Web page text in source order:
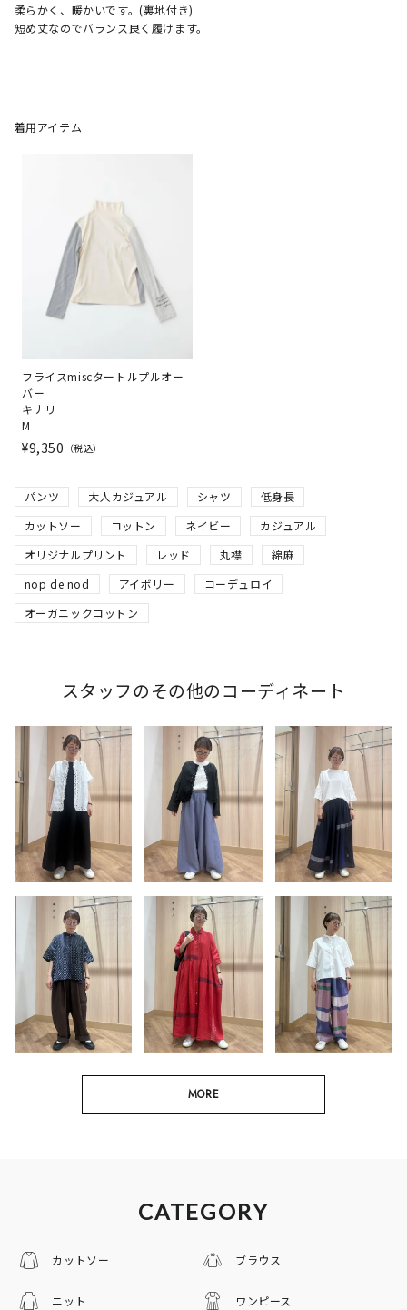
柔らかく、暖かいです。(裏地付き)
短め丈なのでバランス良く履けます。
着用アイテム
フライスmiscタートルプルオー
バー
キナリ
M
¥9,350 税込
パンツ 大人カジュアル シャツ
低身長
カットソー
コットン ネイビー
カジュアル
オリジナルプリント
レッド 丸襟
綿麻
nop de nod
アイボリー
コーデュロイ
オーガニックコットン
スタッフのその他のコーディネート
MORE
CATEGORY
カットソー ブラウス
ニット ワンピース